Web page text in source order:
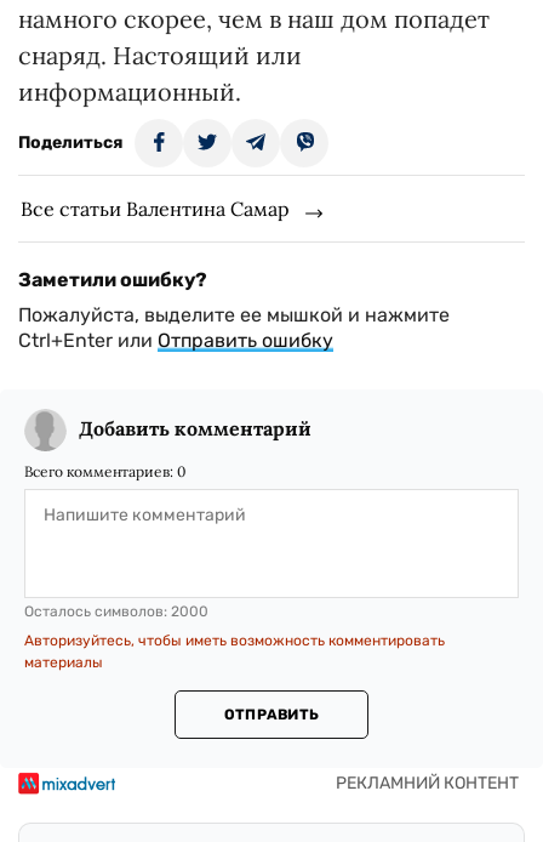
намного скорее, чем в наш дом попадет
снаряд. Настоящий или
информационный.
Поделиться
Все статьи Валентина Самар
Заметили ошибку?
Пожалуйста, выделите ее мышкой и нажмите
Ctrl+Enter или Отправить ошибку
Добавить комментарий
Всего комментариев: 0
Осталось символов: 2000
Авторизуйтесь, чтобы иметь возможность комментировать
материалы
ОТПРАВИТЬ